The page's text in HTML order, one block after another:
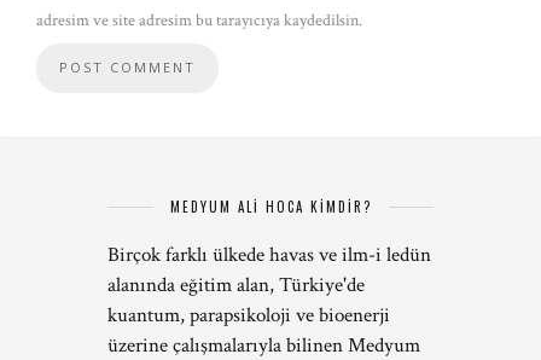
adresim ve site adresim bu tarayıcıya kaydedilsin.
MEDYUM ALİ HOCA KİMDİR?
Birçok farklı ülkede havas ve ilm-i ledün
alanında eğitim alan, Türkiye'de
kuantum, parapsikoloji ve bioenerji
üzerine çalışmalarıyla bilinen Medyum